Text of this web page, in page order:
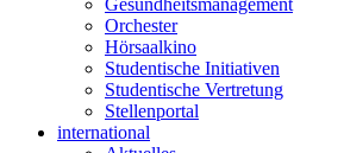
Gesundheitsmanagement
Orchester
Hörsaalkino
Studentische Initiativen
Studentische Vertretung
Stellenportal
international